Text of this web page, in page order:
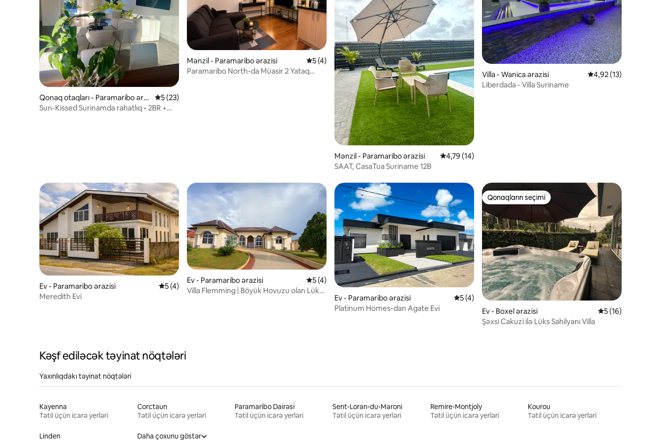
Qonaq otaqları - Paramaribo əra
zisi
Ortalama reytinq 5/5, 23 rəy
5 (23)
Sun-Kissed Surinamda rahatlıq • 2BR +
Mənzil - Paramaribo ərazisi Ortalama reytinq 5/5, 4 rəy
5 (4)
Paramaribo North-da Müasir 2 Yataq
Mənzil - Paramaribo ərazisi Ortalama reytinq 4,79/5, 14 rəy
4,79 (14)
SAAT, CasaTua Suriname 12B
Villa - Wanica ərazisi Ortalama reytinq
4,92 (13)
Liberdada - Villa Suriname
Ev - Paramaribo ərazisi Ortalama reytinq 5/5, 4 rəy
5 (4)
Meredith Evi
Ev - Paramaribo ərazisi Ortalama reytinq 5/5, 4 rəy
5 (4)
Villa Flemming | Böyük Hovuzu olan Lüks
Ev - Paramaribo ərazisi Ortalama reytinq 5/5, 4 rəy
5 (4)
Platinum Homes-dan Agate Evi
Qonaqların seçimi
Qonaqların seçimi
Ev - Boxel ərazisi Ortalama reytinq
5 (16)
Şəxsi Cakuzi ilə Lüks Sahilyanı Villa
Kəşf ediləcək təyinat nöqtələri
Yaxınlıqdakı təyinat nöqtələri
Kayenna
Tətil üçün icarə yerləri
Corctaun
Tətil üçün icarə yerləri
Paramaribo Dairəsi
Tətil üçün icarə yerləri
Sent-Loran-du-Maroni
Tətil üçün icarə yerləri
Remire-Montjoly
Tətil üçün icarə yerləri
Kourou
Tətil üçün icarə yerləri
Linden Daha çoxunu göstər